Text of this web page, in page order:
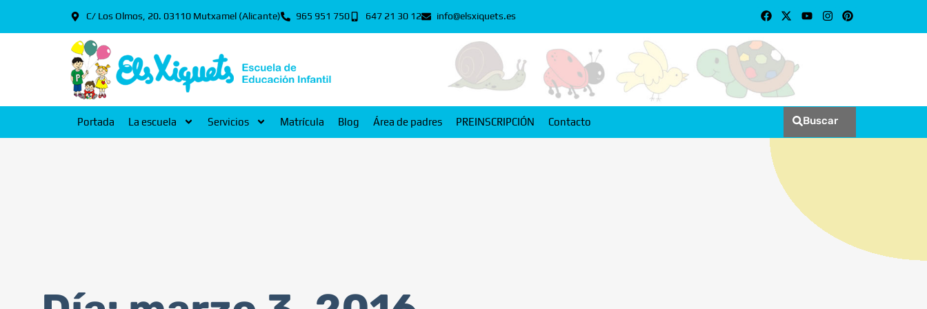
C/ Los Olmos, 20. 03110 Mutxamel (Alicante) 965 951 750 647 21 30 12 info@elsxiquets.es
Portada La escuela Servicios Matrícula Blog Área de padres PREINSCRIPCIÓN Contacto Buscar